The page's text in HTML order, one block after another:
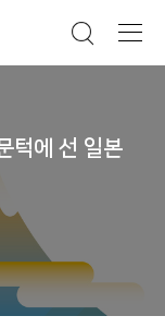
에 선 일본